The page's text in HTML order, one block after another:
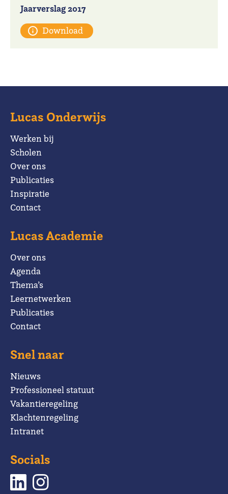
Jaarverslag 2017
Download
Lucas Onderwijs
Werken bij
Scholen
Over ons
Publicaties
Inspiratie
Contact
Lucas Academie
Over ons
Agenda
Thema’s
Leernetwerken
Publicaties
Contact
Snel naar
Nieuws
Professioneel statuut
Vakantieregeling
Klachtenregeling
Intranet
Socials